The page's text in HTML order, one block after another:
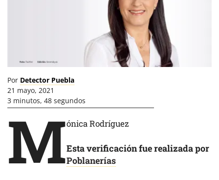
Por Detector Puebla
21 mayo, 2021
3 minutos, 48 segundos
Mónica Rodríguez
Esta verificación fue realizada por
Poblanerías